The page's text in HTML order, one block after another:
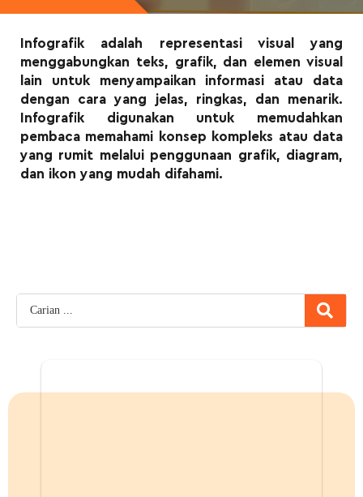
Infografik adalah representasi visual yang
menggabungkan teks, grafik, dan elemen visual
lain untuk menyampaikan informasi atau data
dengan cara yang jelas, ringkas, dan menarik.
Infografik digunakan untuk memudahkan
pembaca memahami konsep kompleks atau data
yang rumit melalui penggunaan grafik, diagram,
dan ikon yang mudah difahami.